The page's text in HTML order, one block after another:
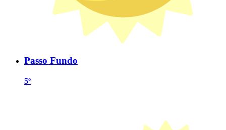
Passo Fundo
5º